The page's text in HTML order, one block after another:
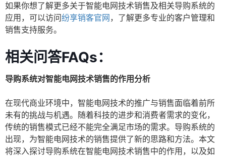
如果你想了解更多关于智能电网技术销售及相关导购系统的
应用，可以访问纷享销客官网 ，了解更多专业的客户管理和
销售支持服务。
相关问答FAQs：
导购系统对智能电网技术销售的作用分析
在现代商业环境中，智能电网技术的推广与销售面临着前所
未有的挑战与机遇。随着科技的进步和消费者需求的变化，
传统的销售模式已经不能完全满足市场的需求。导购系统的
出现，为智能电网技术的销售提供了新的思路和方法。本文
将深入探讨导购系统在智能电网技术销售中的作用，以及如